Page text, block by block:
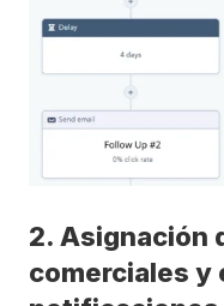
2. Asignación
comerciales y